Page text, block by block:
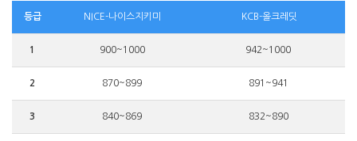
등급 NICE-나이스지키미 KCB-올크레딧
1 900~1000 942~1000
2 870~899 891~941
3 840~869 832~890